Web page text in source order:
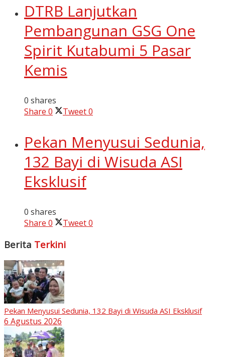
DTRB Lanjutkan
Pembangunan GSG One
Spirit Kutabumi 5 Pasar
Kemis
0 shares
Share 0 Tweet0
Pekan Menyusui Sedunia,
132 Bayi di Wisuda ASI
Eksklusif
0 shares
Share 0 Tweet0
Berita Terkini
Pekan Menyusui Sedunia, 132 Bayi di Wisuda ASI Eksklusif
6 Agustus 2026